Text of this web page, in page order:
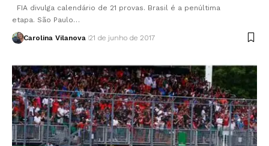
FIA divulga calendário de 21 provas. Brasil é a penúltima
etapa. São Paulo…
Carolina Vilanova 21 de junho de 2017